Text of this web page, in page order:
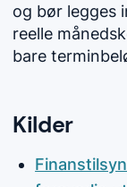
og bør legges
reelle
bare
Kilder